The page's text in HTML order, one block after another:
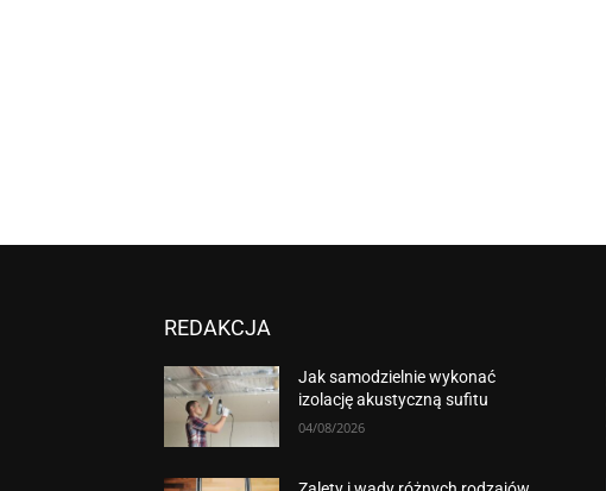
REDAKCJA
Jak samodzielnie wykonać
izolację akustyczną sufitu
04/08/2026